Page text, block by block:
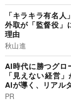
「キラキラ有名
外取が「監督役」
理由
秋山進
AI時代に勝つグロ
「見えない経営
AIが導く、リアル
PR